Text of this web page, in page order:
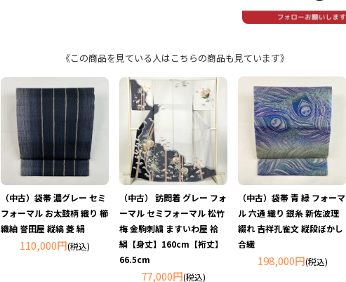
《この商品を見ている人はこちらの商品も見ています》
（中古）袋帯 濃グレー セミ
フォーマル お太鼓柄 織り 櫛
織紬 誉田屋 縦縞 菱 絹
110,000円(税込)
（中古） 訪問着 グレー フォ
ーマル セミフォーマル 松竹
梅 金駒刺繍 ますいわ屋 袷
絹【身丈】160cm【裄丈】
66.5cm
77,000円(税込)
（中古）袋帯 青 緑 フォーマ
ル 六通 織り 銀糸 新佐波理
綴れ 吉祥孔雀文 縦段ぼかし
合繊
198,000円(税込)